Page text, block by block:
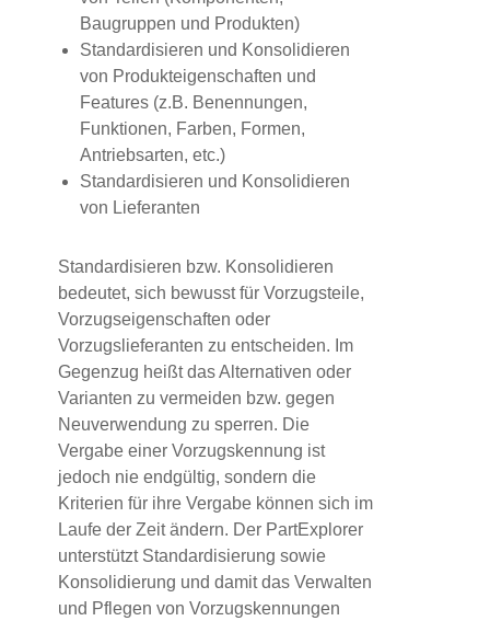
Baugruppen und Produkten)
Standardisieren und Konsolidieren
von Produkteigenschaften und
Features (z.B. Benennungen,
Funktionen, Farben, Formen,
Antriebsarten, etc.)
Standardisieren und Konsolidieren
von Lieferanten
Standardisieren bzw. Konsolidieren
bedeutet, sich bewusst für Vorzugsteile,
Vorzugseigenschaften oder
Vorzugslieferanten zu entscheiden. Im
Gegenzug heißt das Alternativen oder
Varianten zu vermeiden bzw. gegen
Neuverwendung zu sperren. Die
Vergabe einer Vorzugskennung ist
jedoch nie endgültig, sondern die
Kriterien für ihre Vergabe können sich im
Laufe der Zeit ändern. Der PartExplorer
unterstützt Standardisierung sowie
Konsolidierung und damit das Verwalten
und Pflegen von Vorzugskennungen